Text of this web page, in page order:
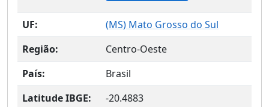
UF: (MS) Mato Grosso do Sul
Região:
Centro-Oeste
País:
Brasil
Latitude IBGE:
-20.4883